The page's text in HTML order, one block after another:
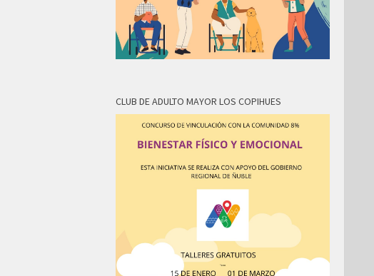
CLUB DE ADULTO MAYOR LOS COPIHUES